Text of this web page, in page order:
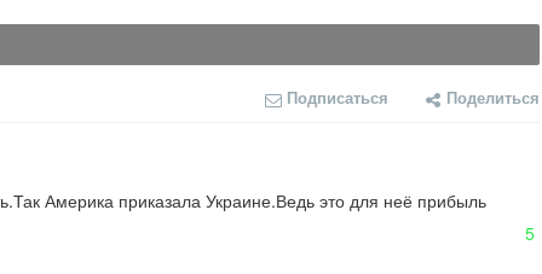
Подписаться Поделиться
Америка приказала Украине.Ведь это для неё прибыль
5